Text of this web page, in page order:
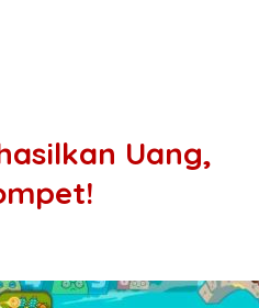
Uang,